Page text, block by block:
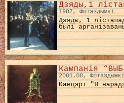
Дзяды,1
1987, Фотаздымкі
Дзяды, 1
былі
Кампанія
2001.08, Фотаздымкі
Канцэрт "Я